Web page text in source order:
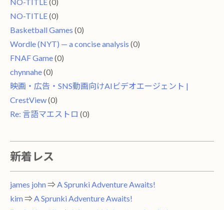
NO-TITLE(0)
NO-TITLE(0)
Basketball Games (0)
Wordle (NYT) — a concise analysis (0)
FNAF Game(0)
chynnahe(0)
映画・広告・SNS動画向けAIビデオエージェント |
CrestView(0)
Re: 言語マエストロ (0)
新着レス
james john⇒ A Sprunki Adventure Awaits!
kim⇒ A Sprunki Adventure Awaits!